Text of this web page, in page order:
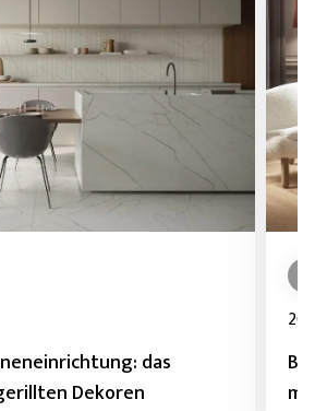
das
Dekoren